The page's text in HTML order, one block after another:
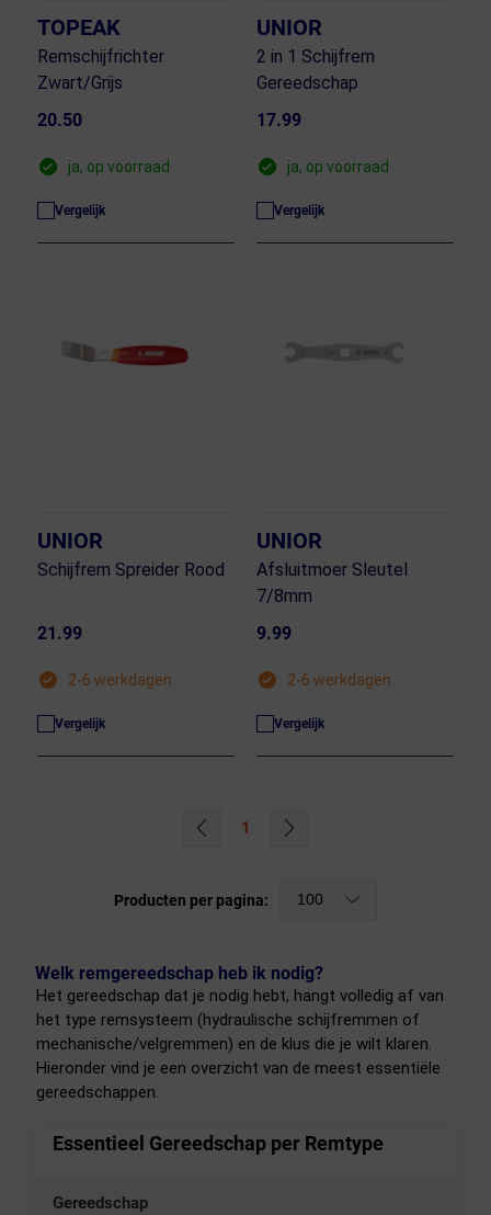
TOPEAK
Remschijfrichter
Zwart/Grijs
20.50
ja, op voorraad
Vergelijk
UNIOR
2 in 1 Schijfrem
Gereedschap
17.99
ja, op voorraad
Vergelijk
UNIOR
Schijfrem Spreider Rood
21.99
2-6 werkdagen
Vergelijk
UNIOR
Afsluitmoer Sleutel
7/8mm
9.99
2-6 werkdagen
Vergelijk
1
Producten per pagina: 100
Welk remgereedschap heb ik nodig?
Het gereedschap dat je nodig hebt, hangt volledig af van
het type remsysteem (hydraulische schijfremmen of
mechanische/velgremmen) en de klus die je wilt klaren.
Hieronder vind je een overzicht van de meest essentiële
gereedschappen.
Essentieel Gereedschap per Remtype
Gereedschap